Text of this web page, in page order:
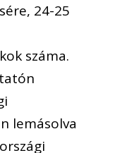
24-25
száma.
lemásolva